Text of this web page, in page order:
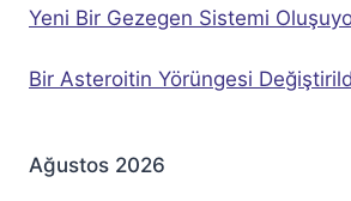
Yeni Bir Gezegen Sistemi
Bir Asteroitin Yörüngesi
Ağustos 2026